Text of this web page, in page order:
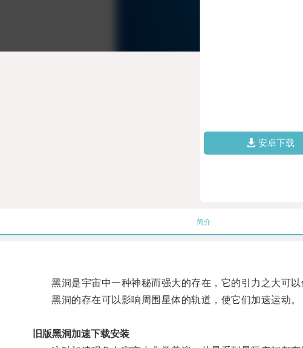
安卓下载
简介
黑洞是宇宙中一种神秘而强大的存在，它的引力之大可以
黑洞的存在可以影响周围星体的轨道，使它们加速运动。
旧版黑洞加速下载安装